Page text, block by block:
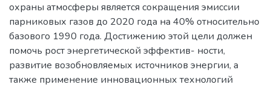
охраны атмосферы является сокращения эмиссии
парниковых газов до 2020 года на 40% относительно
базового 1990 года. Достижению этой цели должен
помочь рост энергетической эффектив- ности,
развитие возобновляемых источников энергии, а
также применение инновационных технологий